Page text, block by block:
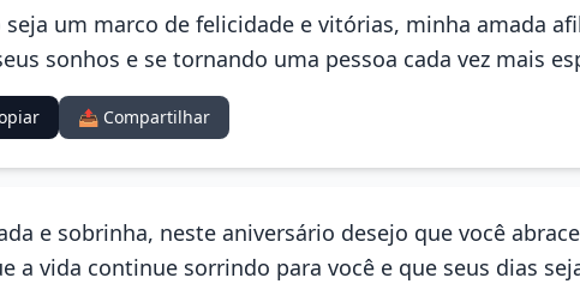
seja um marco de felicidade e vitórias, minha amada
sonhos e se tornando uma pessoa cada vez mais
📤 Compartilhar
e sobrinha, neste aniversário desejo que você
a vida continue sorrindo para você e que seus dias